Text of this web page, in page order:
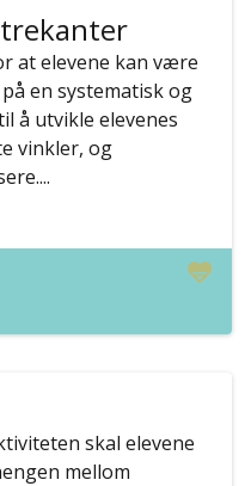
at elevene kan være
en systematisk og
å utvikle elevenes
vinkler, og
skal elevene
mellom